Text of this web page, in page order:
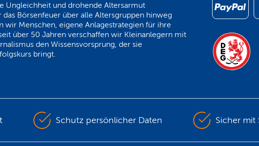
Ungleichheit und drohende Altersarmut
Börsenfeuer über alle Altersgruppen hinweg
wir Menschen, eigene Anlagestrategien für ihre
über 50 Jahren verschaffen wir Kleinanlegern mit
den Wissensvorsprung, der sie
bringt.
Schutz persönlicher Daten Sicher mit